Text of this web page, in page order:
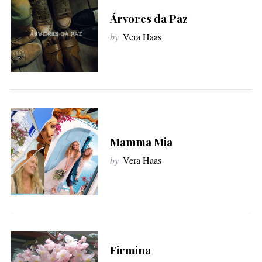
f
o
r
Árvores da Paz
by Vera Haas
Mamma Mia
by Vera Haas
Firmina